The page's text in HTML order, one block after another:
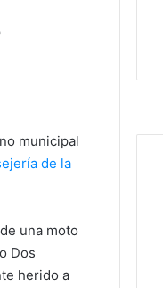
municipal
de la
una moto
Dos
herido a